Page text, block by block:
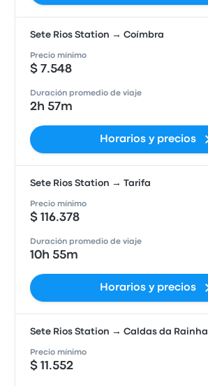
Sete Rios Station → Coímbra
Precio mínimo
$ 7.548
Duración promedio de viaje
2h 57m
Horarios y precios
Sete Rios Station → Tarifa
Precio mínimo
$ 116.378
Duración promedio de viaje
10h 55m
Horarios y precios
Sete Rios Station → Caldas da Rainha
Precio mínimo
$ 11.552